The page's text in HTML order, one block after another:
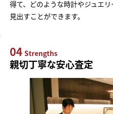
得て、どのような時計やジュエ
見出すことができます。
04 Strengths
親切丁寧な安心査定